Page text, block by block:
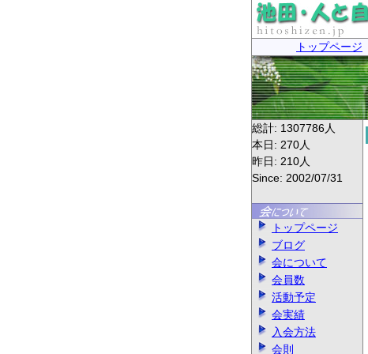
トップページ
総計: 1307786人
本日: 270人
昨日: 210人
Since: 2002/07/31
トップページ
ブログ
会について
会員数
活動予定
会実績
入会方法
会則